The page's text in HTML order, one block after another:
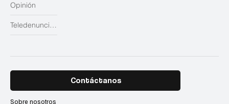
Opinión
Teledenuncias
Contáctanos
Sobre nosotros